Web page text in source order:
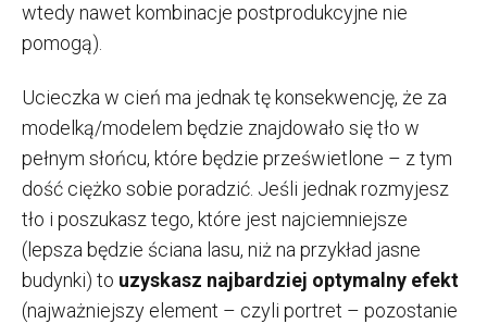
wtedy nawet kombinacje postprodukcyjne nie
pomogą).
Ucieczka w cień ma jednak tę konsekwencję, że za
modelką/modelem będzie znajdowało się tło w
pełnym słońcu, które będzie prześwietlone – z tym
dość ciężko sobie poradzić. Jeśli jednak rozmyjesz
tło i poszukasz tego, które jest najciemniejsze
(lepsza będzie ściana lasu, niż na przykład jasne
budynki) to uzyskasz najbardziej optymalny efekt
(najważniejszy element – czyli portret – pozostanie